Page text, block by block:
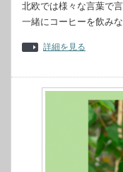
北欧では様々な言葉で
一緒にコーヒーを飲み
詳細を見る